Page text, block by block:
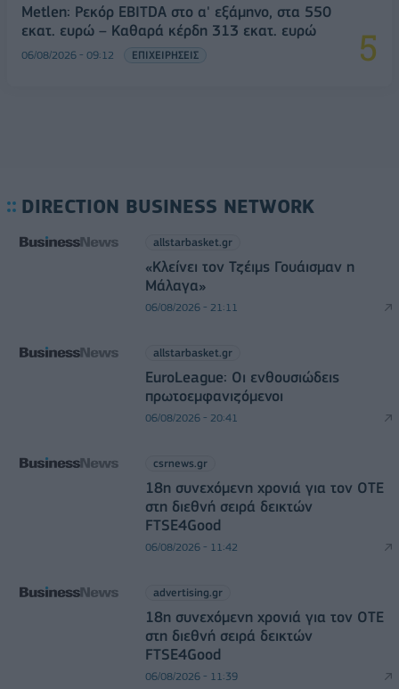
Metlen: Ρεκόρ EBITDA στο α' εξάμηνο, στα 550
εκατ. ευρώ – Καθαρά κέρδη 313 εκατ. ευρώ
06/08/2026 - 09:12 ΕΠΙΧΕΙΡΗΣΕΙΣ
DIRECTION BUSINESS NETWORK
allstarbasket.gr
«Κλείνει τον Τζέιμς Γουάισμαν η
Μάλαγα»
06/08/2026 - 21:11
allstarbasket.gr
EuroLeague: Οι ενθουσιώδεις
πρωτοεμφανιζόμενοι
06/08/2026 - 20:41
csrnews.gr
18η συνεχόμενη χρονιά για τον ΟΤΕ
στη διεθνή σειρά δεικτών
FTSE4Good
06/08/2026 - 11:42
advertising.gr
18η συνεχόμενη χρονιά για τον ΟΤΕ
στη διεθνή σειρά δεικτών
FTSE4Good
06/08/2026 - 11:39